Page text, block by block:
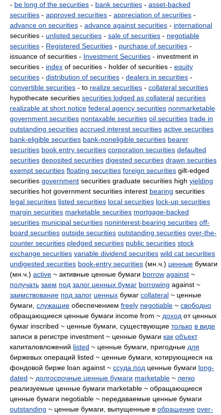
- be long of the securities - bank securities - asset-backed
securities - approved securities - appreciation of securities -
advance on securities - advance against securities - international
securities - unlisted securities - sale of securities - negotiable
securities - Registered Securities - purchase of securities -
issuance of securities - Investment Securities - investment in
securities - index of securities - holder of securities - equity
securities - distribution of securities - dealers in securities -
convertible securities - to realize securities - collateral securities
hypothecate securities securities lodged as collateral securities
realizable at short notice federal agency securities nonmarketable
government securities nontaxable securities oil securities trade in
outstanding securities accrued interest securities active securities
bank-eligible securities bank-noneligible securities bearer
securities book entry securities corporation securities defaulted
securities deposited securities digested securities drawn securities
exempt securities floating securities foreign securities gilt-edged
securities government securities graduate securities high yielding
securities hot government securities interest bearing securities
legal securities listed securities local securities lock-up securities
margin securities marketable securities mortgage-backed
securities municipal securities noninterest-bearing securities off-
board securities outside securities outstanding securities over-the-
counter securities pledged securities public securities stock
exchange securities variable dividend securities wild cat securities
undigested securities book-entry securities (мн.ч.) ценные бумаги
(мн.ч.) active ~ активные ценные бумаги borrow against ~
получать заем под залог ценных бумаг borrowing against ~
заимствование под залог ценных бумаг collateral ~ ценные
бумаги, служащие обеспечением freely negotiable ~ свободно
обращающиеся ценные бумаги income from ~ доход от ценных
бумаг inscribed ~ ценные бумаги, существующие только в виде
записи в регистре investment ~ ценные бумаги как объект
капиталовложений listed ~ ценные бумаги, пригодные для
биржевых операций listed ~ ценные бумаги, котирующиеся на
фондовой бирже loan against ~ ссуда под ценные бумаги long-
dated ~ долгосрочные ценные бумаги marketable ~ легко
реализуемые ценные бумаги marketable ~ обращающиеся
ценные бумаги negotiable ~ передаваемые ценные бумаги
outstanding ~ ценные бумаги, выпущенные в обращение over-